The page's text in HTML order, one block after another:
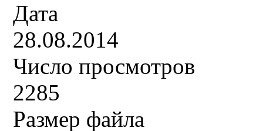
Дата
28.08.2014
Число просмотров
2285
Размер файла